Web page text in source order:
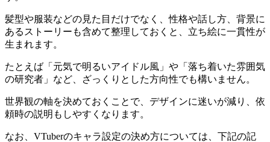
髪型や服装などの見た目だけでなく、性格や話し方、背景に
あるストーリーも含めて整理しておくと、立ち絵に一貫性が
生まれます。
たとえば「元気で明るいアイドル風」や「落ち着いた雰囲気
の研究者」など、ざっくりとした方向性でも構いません。
世界観の軸を決めておくことで、デザインに迷いが減り、依
頼時の説明もしやすくなります。
なお、VTuberのキャラ設定の決め方については、下記の記